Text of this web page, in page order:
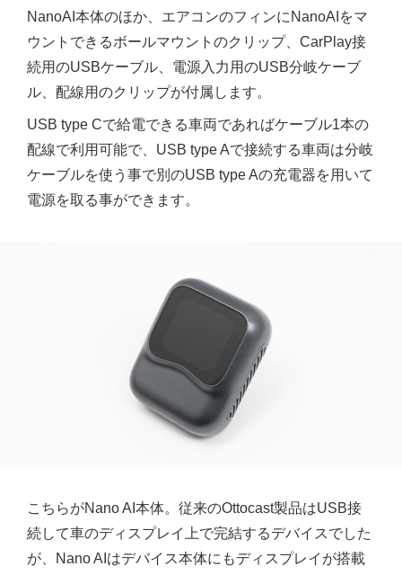
NanoAI本体のほか、エアコンのフィンにNanoAIをマ
ウントできるボールマウントのクリップ、CarPlay接
続用のUSBケーブル、電源入力用のUSB分岐ケーブ
ル、配線用のクリップが付属します。
USB type Cで給電できる車両であればケーブル1本の
配線で利用可能で、USB type Aで接続する車両は分岐
ケーブルを使う事で別のUSB type Aの充電器を用いて
電源を取る事ができます。
こちらがNano AI本体。従来のOttocast製品はUSB接
続して車のディスプレイ上で完結するデバイスでした
が、Nano AIはデバイス本体にもディスプレイが搭載